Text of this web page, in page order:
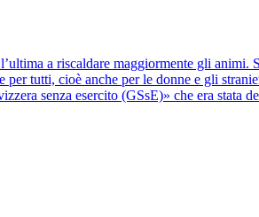
a riscaldare maggiormente gli animi.
tutti, cioè anche per le donne e gli
senza esercito (GSsE)» che era stata